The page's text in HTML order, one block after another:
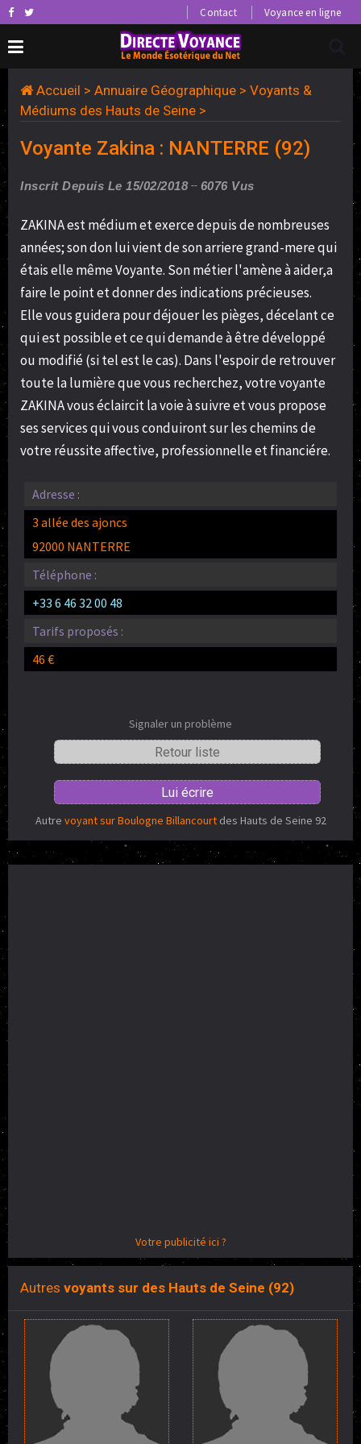
Contact Voyance en ligne
Accueil > Annuaire Géographique > Voyants &
Médiums des Hauts de Seine >
Voyante Zakina : NANTERRE (92)
Inscrit Depuis Le 15/02/2018 6076 Vus
ZAKINA est médium et exerce depuis de nombreuses
années; son don lui vient de son arriere grand-mere qui
étais elle même Voyante. Son métier l'amène à aider,a
faire le point et donner des indications précieuses.
Elle vous guidera pour déjouer les pièges, décelant ce
qui est possible et ce qui demande à être développé
ou modifié (si tel est le cas). Dans l'espoir de retrouver
toute la lumière que vous recherchez, votre voyante
ZAKINA vous éclaircit la voie à suivre et vous propose
ses services qui vous conduiront sur les chemins de
votre réussite affective, professionnelle et financiére.
Adresse :
3 allée des ajoncs
92000 NANTERRE
Téléphone :
+33 6 46 32 00 48
Tarifs proposés :
46 €
Signaler un problème
Retour liste
Lui écrire
Autre voyant sur Boulogne Billancourtdes Hauts de Seine 92
Votre publicité ici ?
Autres voyants sur des Hauts de Seine (92)